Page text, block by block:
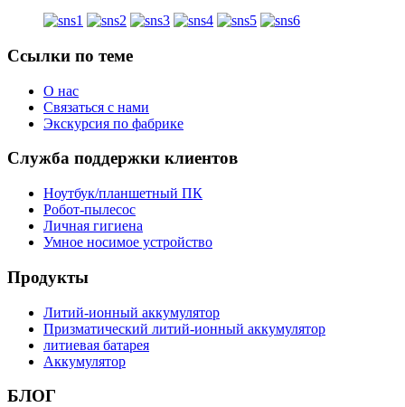
Ссылки по теме
О нас
Связаться с нами
Экскурсия по фабрике
Служба поддержки клиентов
Ноутбук/планшетный ПК
Робот-пылесос
Личная гигиена
Умное носимое устройство
Продукты
Литий-ионный аккумулятор
Призматический литий-ионный аккумулятор
литиевая батарея
Аккумулятор
БЛОГ